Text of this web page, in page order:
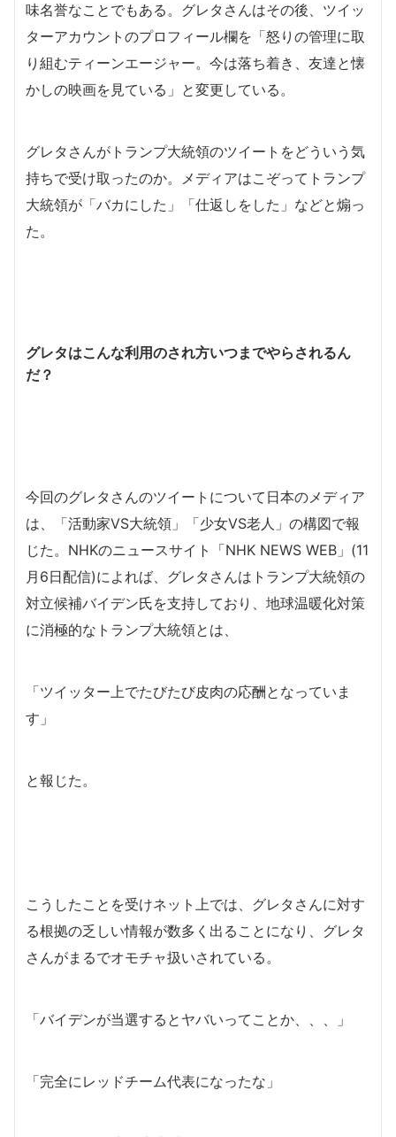
味名誉なことでもある。グレタさんはその後、ツイッ
ターアカウントのプロフィール欄を「怒りの管理に取
り組むティーンエージャー。今は落ち着き、友達と懐
かしの映画を見ている」と変更している。
グレタさんがトランプ大統領のツイートをどういう気
持ちで受け取ったのか。メディアはこぞってトランプ
大統領が「バカにした」「仕返しをした」などと煽っ
た。
グレタはこんな利用のされ方いつまでやらされるん
だ？
今回のグレタさんのツイートについて日本のメディア
は、「活動家VS大統領」「少女VS老人」の構図で報
じた。NHKのニュースサイト「NHK NEWS WEB」(11
月6日配信)によれば、グレタさんはトランプ大統領の
対立候補バイデン氏を支持しており、地球温暖化対策
に消極的なトランプ大統領とは、
「ツイッター上でたびたび皮肉の応酬となっていま
す」
と報じた。
こうしたことを受けネット上では、グレタさんに対す
る根拠の乏しい情報が数多く出ることになり、グレタ
さんがまるでオモチャ扱いされている。
「バイデンが当選するとヤバいってことか、、、」
「完全にレッドチーム代表になったな」